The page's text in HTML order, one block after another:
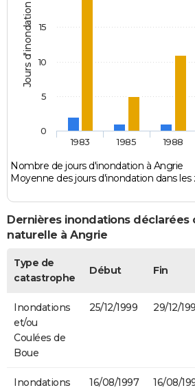
Jours d'inondation
Nombre de jours d'inondation à Angrie
Moyenne des jours d'inondation dans
1983 1985 1988
0
5
10
15
Dernières inondations déclarées
naturelle à Angrie
Type de
catastrophe
Début Fin
Inondations
et/ou
Coulées de
Boue
25/12/1999 29/12/
Inondations
16/08/1997 16/08/